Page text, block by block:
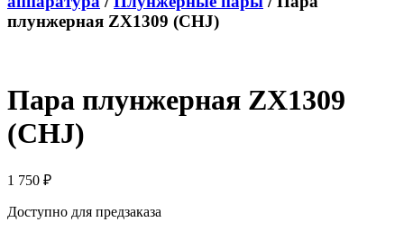
плунжерная ZX1309 (CHJ)
Пара плунжерная ZX1309
(CHJ)
1 750 ₽
Доступно для предзаказа